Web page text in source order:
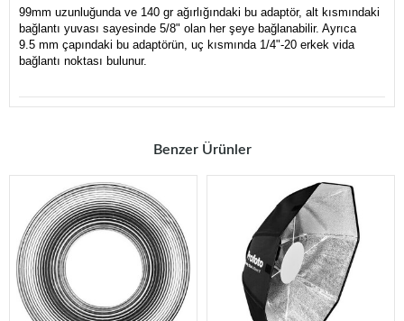
99mm uzunluğunda ve 140 gr ağırlığındaki bu adaptör, alt kısmındaki
bağlantı yuvası sayesinde 5/8" olan her şeye bağlanabilir. Ayrıca
9.5 mm çapındaki bu adaptörün, uç kısmında 1/4"-20 erkek vida
bağlantı noktası bulunur.
Benzer Ürünler